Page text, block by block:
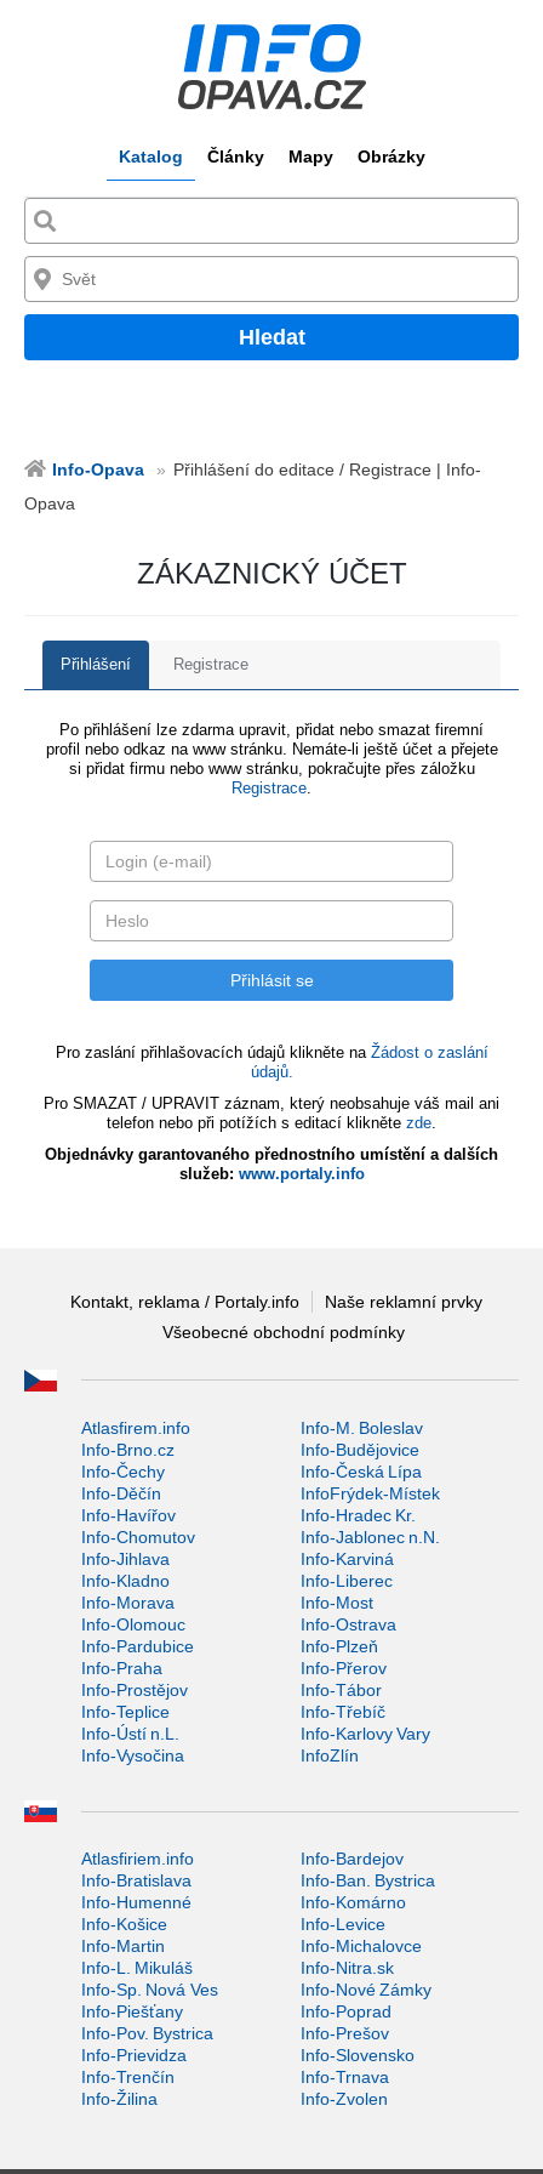
Katalog Články Mapy Obrázky
Hledat
Info-Opava
Přihlášení do editace / Registrace | Info-
Opava
ZÁKAZNICKÝ ÚČET
Přihlášení Registrace
Po přihlášení lze zdarma upravit, přidat nebo smazat firemní
profil nebo odkaz na www stránku. Nemáte-li ještě účet a přejete
si přidat firmu nebo www stránku, pokračujte přes záložku
Registrace.
Pro zaslání přihlašovacích údajů klikněte na Žádost o zaslání
údajů.
Pro SMAZAT / UPRAVIT záznam, který neobsahuje váš mail ani
telefon nebo při potížích s editací klikněte zde.
Objednávky garantovaného přednostního umístění a dalších
služeb: www.portaly.info
Kontakt, reklama / Portaly.info
Naše reklamní prvky
Všeobecné obchodní podmínky
Atlasfirem.info
Info-M. Boleslav
Info-Brno.cz
Info-Budějovice
Info-Čechy
Info-Česká Lípa
Info-Děčín
InfoFrýdek-Místek
Info-Havířov
Info-Hradec Kr.
Info-Chomutov
Info-Jablonec n.N.
Info-Jihlava
Info-Karviná
Info-Kladno
Info-Liberec
Info-Morava
Info-Most
Info-Olomouc
Info-Ostrava
Info-Pardubice
Info-Plzeň
Info-Praha
Info-Přerov
Info-Prostějov
Info-Tábor
Info-Teplice
Info-Třebíč
Info-Ústí n.L.
Info-Karlovy Vary
Info-Vysočina
InfoZlín
Atlasfiriem.info
Info-Bardejov
Info-Bratislava
Info-Ban. Bystrica
Info-Humenné
Info-Komárno
Info-Košice
Info-Levice
Info-Martin
Info-Michalovce
Info-L. Mikuláš
Info-Nitra.sk
Info-Sp. Nová Ves
Info-Nové Zámky
Info-Piešťany
Info-Poprad
Info-Pov. Bystrica
Info-Prešov
Info-Prievidza
Info-Slovensko
Info-Trenčín
Info-Trnava
Info-Žilina
Info-Zvolen